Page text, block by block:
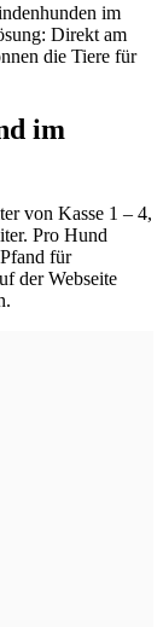
im
Direkt am
die Tiere für
im
von Kasse 1 – 4,
Pro Hund
für
der Webseite